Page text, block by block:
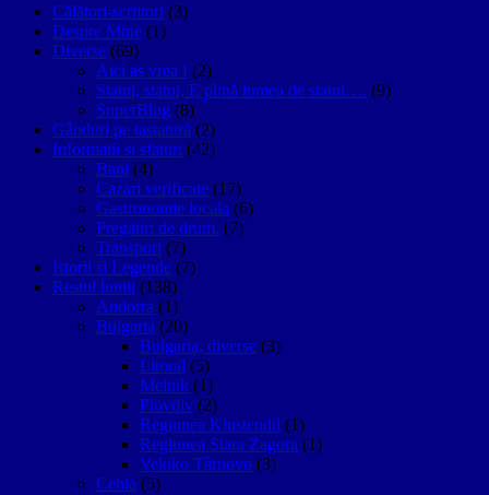
Călători-scriitori (3)
Despre Mine (1)
Diverse (69)
Aici aș vrea ! (2)
Statui, statui, E plină lumea de statui…. (9)
SuperBlog (8)
Gânduri pe tastatură (2)
Informatii si sfaturi (42)
Bani (4)
Cazari verificate (17)
Gastronomie locala (6)
Pregătiri de drum. (7)
Transport (7)
Istorii si Legende (7)
Restul lumii (138)
Andorra (1)
Bulgaria (20)
Bulgaria, diverse (3)
Litoral (5)
Melnik (1)
Plovdiv (2)
Regiunea Kiustendil (1)
Regiunea Stara Zagora (1)
Vekiko Târnovo (3)
Cehia (5)